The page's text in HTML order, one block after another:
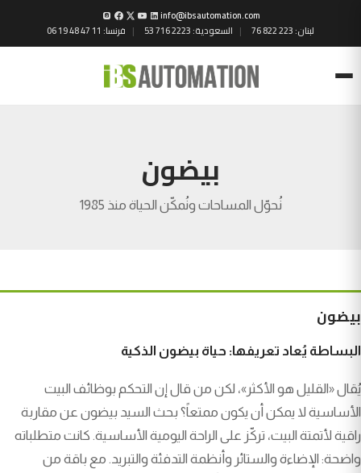
info@ibsautomation.com
لبنان: 76 822 223 السعودية: 53 716 2223 فرنسا: 06 19 48 47 11
Menu
بيضون
نُحوّل المساحات ونُمكّن الحياة منذ 1985
بيضون
البساطة يُعاد تعريفها: حياة بيضون الذكية
يُقال «القليل هو الأكثر»، لكن من قال إن التحكم بوظائف البيت
الأساسية لا يمكن أن يكون ممتعاً؟ بحث السيد بيضون عن مقاربة
راقية لأتمتة البيت، تركّز على الراحة اليومية الأساسية. كانت متطلباته
واضحة: الإضاءة والستائر وأنظمة التدفئة والتبريد. مع باقة من